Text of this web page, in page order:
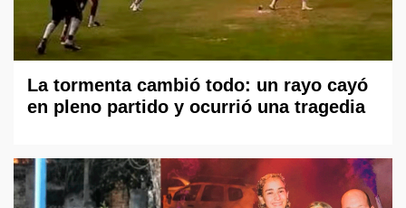
La tormenta cambió todo: un rayo cayó
en pleno partido y ocurrió una tragedia